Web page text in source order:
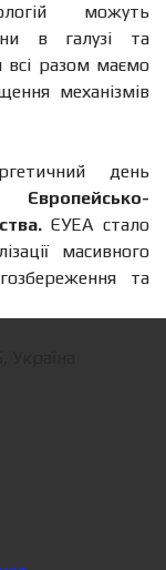
можуть
в галузі та
всі разом маємо
механізмів
день
Європейсько-
ЄУЕА стало
масивного
та